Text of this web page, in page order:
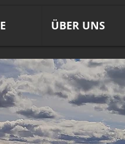
ÜBER UNS